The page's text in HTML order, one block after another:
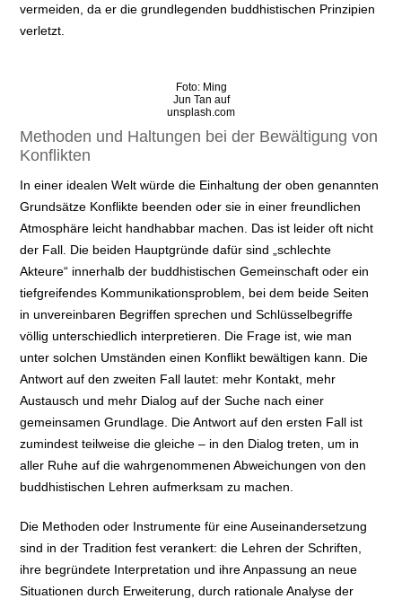
vermeiden, da er die grundlegenden buddhistischen Prinzipien
verletzt.
Foto: Ming
Jun Tan auf
unsplash.com
Methoden und Haltungen bei der Bewältigung von
Konflikten
In einer idealen Welt würde die Einhaltung der oben genannten
Grundsätze Konflikte beenden oder sie in einer freundlichen
Atmosphäre leicht handhabbar machen. Das ist leider oft nicht
der Fall. Die beiden Hauptgründe dafür sind „schlechte
Akteure“ innerhalb der buddhistischen Gemeinschaft oder ein
tiefgreifendes Kommunikationsproblem, bei dem beide Seiten
in unvereinbaren Begriffen sprechen und Schlüsselbegriffe
völlig unterschiedlich interpretieren. Die Frage ist, wie man
unter solchen Umständen einen Konflikt bewältigen kann. Die
Antwort auf den zweiten Fall lautet: mehr Kontakt, mehr
Austausch und mehr Dialog auf der Suche nach einer
gemeinsamen Grundlage. Die Antwort auf den ersten Fall ist
zumindest teilweise die gleiche – in den Dialog treten, um in
aller Ruhe auf die wahrgenommenen Abweichungen von den
buddhistischen Lehren aufmerksam zu machen.
Die Methoden oder Instrumente für eine Auseinandersetzung
sind in der Tradition fest verankert: die Lehren der Schriften,
ihre begründete Interpretation und ihre Anpassung an neue
Situationen durch Erweiterung, durch rationale Analyse der